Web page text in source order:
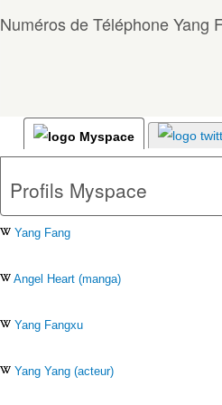
Numéros de Téléphone Yang
Profils Myspace
Yang Fang
Angel Heart (manga)
Yang Fangxu
Yang Yang (acteur)